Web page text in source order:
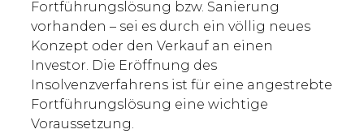
Fortführungslösung bzw. Sanierung
vorhanden – sei es durch ein völlig neues
Konzept oder den Verkauf an einen
Investor. Die Eröffnung des
Insolvenzverfahrens ist für eine angestrebte
Fortführungslösung eine wichtige
Voraussetzung.